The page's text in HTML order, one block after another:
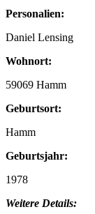
Personalien:
Daniel Lensing
Wohnort:
59069 Hamm
Geburtsort:
Hamm
Geburtsjahr:
1978
Weitere Details: